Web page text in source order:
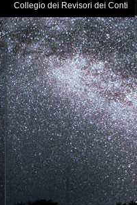
Collegio dei Revisori dei Conti